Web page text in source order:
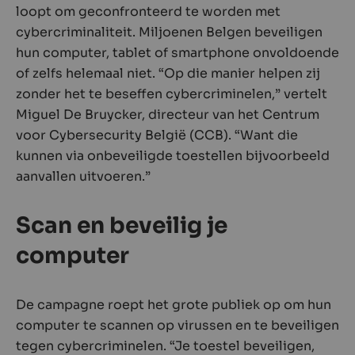
loopt om geconfronteerd te worden met
cybercriminaliteit. Miljoenen Belgen beveiligen
hun computer, tablet of smartphone onvoldoende
of zelfs helemaal niet. “Op die manier helpen zij
zonder het te beseffen cybercriminelen,” vertelt
Miguel De Bruycker, directeur van het Centrum
voor Cybersecurity België (CCB). “Want die
kunnen via onbeveiligde toestellen bijvoorbeeld
aanvallen uitvoeren.”
Scan en beveilig je
computer
De campagne roept het grote publiek op om hun
computer te scannen op virussen en te beveiligen
tegen cybercriminelen. “Je toestel beveiligen,